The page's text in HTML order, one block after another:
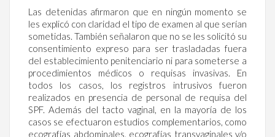
Las detenidas afirmaron que en ningún momento se
les explicó con claridad el tipo de examen al que serían
sometidas. También señalaron que no se les solicitó su
consentimiento expreso para ser trasladadas fuera
del establecimiento penitenciario ni para someterse a
procedimientos médicos o requisas invasivas. En
todos los casos, los registros intrusivos fueron
realizados en presencia de personal de requisa del
SPF. Además del tacto vaginal, en la mayoría de los
casos se efectuaron estudios complementarios, como
ecografías abdominales, ecografías transvaginales y/o